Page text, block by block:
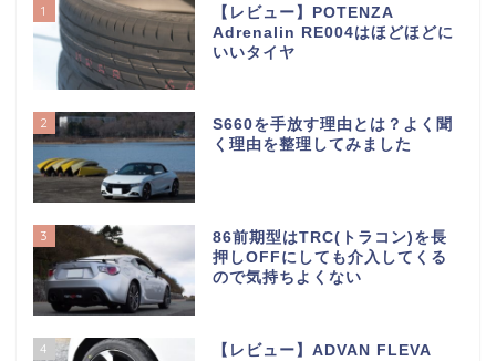
1
【レビュー】POTENZA
Adrenalin RE004はほどほどに
いいタイヤ
2
S660を手放す理由とは？よく聞
く理由を整理してみました
3
86前期型はTRC(トラコン)を長
押しOFFにしても介入してくる
ので気持ちよくない
4
【レビュー】ADVAN FLEVA